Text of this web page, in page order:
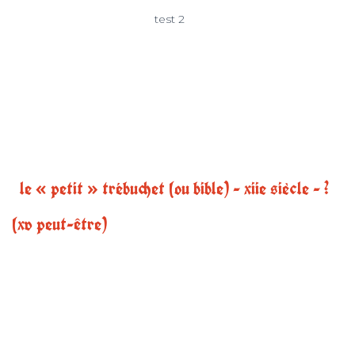
test 2
le « petit » trébuchet (ou bible) - xiie siècle - ?
(xv peut-être)